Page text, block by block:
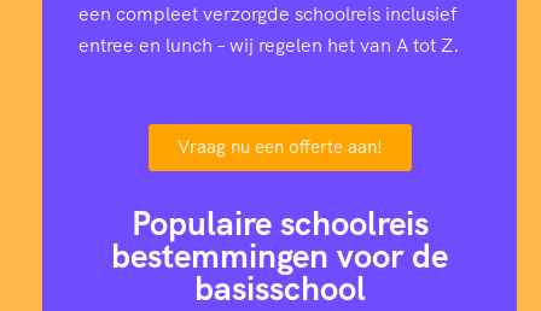
een compleet verzorgde schoolreis inclusief
entree en lunch – wij regelen het van A tot Z.
Vraag nu een offerte aan!
Populaire schoolreis
bestemmingen voor de
basisschool